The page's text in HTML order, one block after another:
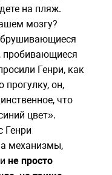
на пляж.
мозгу?
пробивающиеся
Генри, как
он,
что
цвет».
Генри
механизмы,
не просто